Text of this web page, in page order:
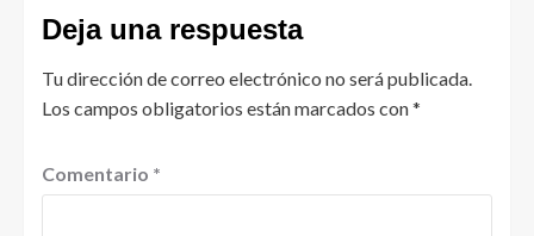
Deja una respuesta
Tu dirección de correo electrónico no será publicada.
Los campos obligatorios están marcados con*
Comentario *